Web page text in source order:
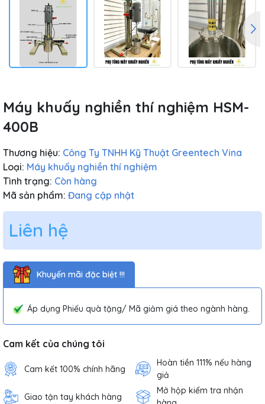
Máy khuấy nghiền thí nghiệm HSM-
400B
Thương hiệu: Công Ty TNHH Kỹ Thuật Greentech Vina
Loại: Máy khuấy nghiền thí nghiệm
Tình trạng: Còn hàng
Mã sản phẩm: Đang cập nhật
Liên hệ
Khuyến mãi đặc biệt !!!
Áp dụng Phiếu quà tặng/ Mã giảm giá theo ngành hàng.
Cam kết của chúng tôi
Cam kết 100% chính hãng
Hoàn tiền 111% nếu hàng
giả
Giao tận tay khách hàng
Mở hộp kiểm tra nhận